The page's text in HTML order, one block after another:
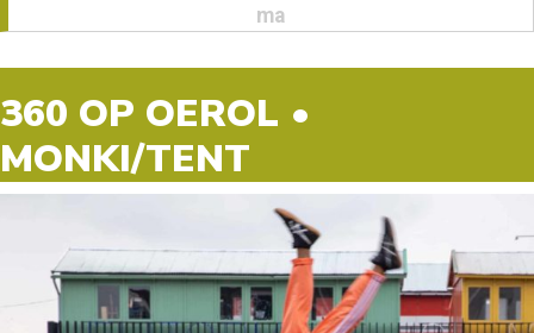
ma
360 OP OEROL •
MONKI/TENT